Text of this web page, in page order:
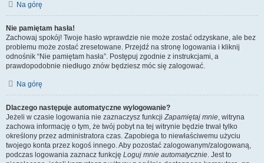
Na górę
Nie pamiętam hasła!
Zachowaj spokój! Twoje hasło wprawdzie nie może zostać odzyskane, ale bez
problemu może zostać zresetowane. Przejdź na stronę logowania i kliknij
odnośnik “Nie pamiętam hasła”. Postępuj zgodnie z instrukcjami, a
prawdopodobnie niedługo znów będziesz móc się zalogować.
Na górę
Dlaczego następuje automatyczne wylogowanie?
Jeżeli w czasie logowania nie zaznaczysz funkcjiZapamiętaj mnie, witryna
zachowa informację o tym, że twój pobyt na tej witrynie będzie trwał tylko
określony przez administratora czas. Zapobiega to niewłaściwemu użyciu
twojego konta przez kogoś innego. Aby pozostać zalogowanym/zalogowaną,
podczas logowania zaznacz funkcję Loguj mnie automatycznie. Jest to